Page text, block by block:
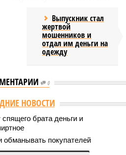
Выпускник стал
жертвой
мошенников и
отдал им деньги на
одежду
0
НОВОСТИ
брата деньги и
покупателей